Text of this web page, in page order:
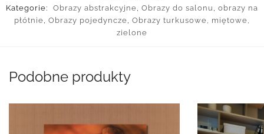
Kategorie:
Obrazy abstrakcyjne, Obrazy do salonu , obrazy na
płótnie, Obrazy pojedyncze, Obrazy turkusowe, miętowe,
zielone
Podobne produkty